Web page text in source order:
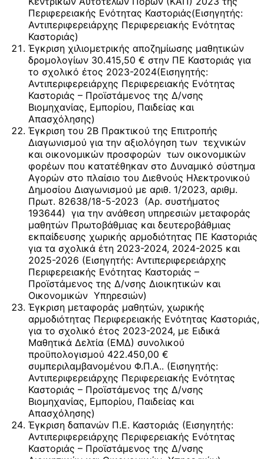
Περιφερειακής Ενότητας Καστοριάς(Εισηγητής:
Αντιπεριφερειάρχης Περιφερειακής Ενότητας
Καστοριάς)
Έγκριση χιλιομετρικής αποζημίωσης μαθητικών
δρομολογίων 30.415,50 € στην ΠΕ Καστοριάς για
το σχολικό έτος 2023-2024(Εισηγητής:
Αντιπεριφερειάρχης Περιφερειακής Ενότητας
Καστοριάς – Προϊστάμενος της Δ/νσης
Βιομηχανίας, Εμπορίου, Παιδείας και
Απασχόλησης)
Έγκριση του 2Β Πρακτικού της Επιτροπής
Διαγωνισμού για την αξιολόγηση των τεχνικών
και οικονομικών προσφορών των οικονομικών
φορέων που κατατέθηκαν στο Δυναμικό σύστημα
Αγορών στο πλαίσιο του Διεθνούς Ηλεκτρονικού
Δημοσίου Διαγωνισμού με αριθ. 1/2023, αριθμ.
Πρωτ. 82638/18-5-2023 (Αρ. συστήματος
193644) για την ανάθεση υπηρεσιών μεταφοράς
μαθητών Πρωτοβάθμιας και δευτεροβάθμιας
εκπαίδευσης χωρικής αρμοδιότητας ΠΕ Καστοριάς
για τα σχολικά έτη 2023-2024, 2024-2025 και
2025-2026 (Εισηγητής: Αντιπεριφερειάρχης
Περιφερειακής Ενότητας Καστοριάς –
Προϊστάμενος της Δ/νσης Διοικητικών και
Οικονομικών Υπηρεσιών)
Έγκριση μεταφοράς μαθητών, χωρικής
αρμοδιότητας Περιφερειακής Ενότητας Καστοριάς,
για το σχολικό έτος 2023-2024, με Ειδικά
Μαθητικά Δελτία (ΕΜΔ) συνολικού
προϋπολογισμού 422.450,00 €
συμπεριλαμβανομένου Φ.Π.Α.. (Εισηγητής:
Αντιπεριφερειάρχης Περιφερειακής Ενότητας
Καστοριάς – Προϊστάμενος της Δ/νσης
Βιομηχανίας, Εμπορίου, Παιδείας και
Απασχόλησης)
Έγκριση δαπανών Π.Ε. Καστοριάς (Εισηγητής:
Αντιπεριφερειάρχης Περιφερειακής Ενότητας
Καστοριάς – Προϊστάμενος της Δ/νσης